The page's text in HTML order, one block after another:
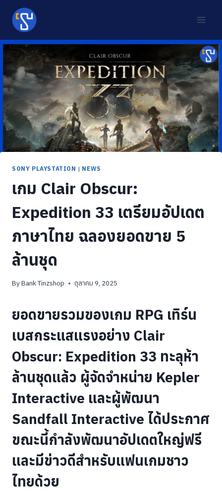
content
SONY PLAYSTATION | NEWS
เกม Clair Obscur:
Expedition 33 เตรียมอัปเดต
ภาษาไทย ฉลองยอดขาย 5
ล้านชุด
ByBank Tinzshop ตุลาคม 9, 2025
ยอดขายรวมของเกม RPG เทิร์น
เบสกระแสแรงอย่าง Clair
Obscur: Expedition 33 ทะลุห้า
ล้านชุดแล้ว ผู้จัดจำหน่าย Kepler
Interactive และผู้พัฒนา
Sandfall Interactive ได้ประกาศ
ขณะนี้กำลังพัฒนาอัปเดตใหญ่ฟรี
และมีข่าวดีสำหรับแฟนเกมชาว
ไทยด้วย